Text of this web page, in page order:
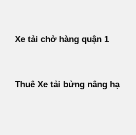
Xe tải chở hàng quận 1
Thuê Xe tải bửng nâng hạ